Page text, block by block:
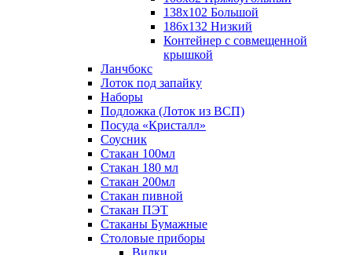
138х102 Большой
186х132 Низкий
Контейнер с совмещенной
крышкой
Ланчбокс
Лоток под запайку
Наборы
Подложка (Лоток из ВСП)
Посуда «Кристалл»
Соусник
Стакан 100мл
Стакан 180 мл
Стакан 200мл
Стакан пивной
Стакан ПЭТ
Стаканы Бумажные
Столовые приборы